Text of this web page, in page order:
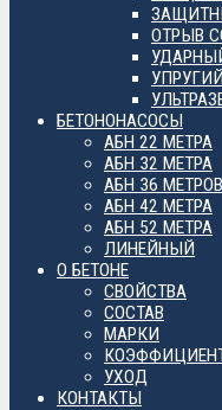
ОТРЫВ
БЕТОНОНАСОСЫ
АБН 22 МЕТРА
АБН 32 МЕТРА
АБН 36 МЕТРОВ
АБН 42 МЕТРА
АБН 52 МЕТРА
ЛИНЕЙНЫЙ
О БЕТОНЕ
СВОЙСТВА
СОСТАВ
МАРКИ
УХОД
КОНТАКТЫ